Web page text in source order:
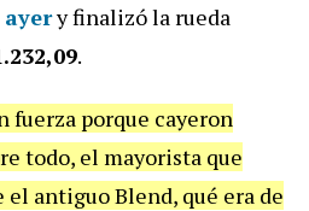
ayery finalizó la rueda
.
fuerza porque cayeron
todo, el mayorista que
el antiguo Blend, qué era de